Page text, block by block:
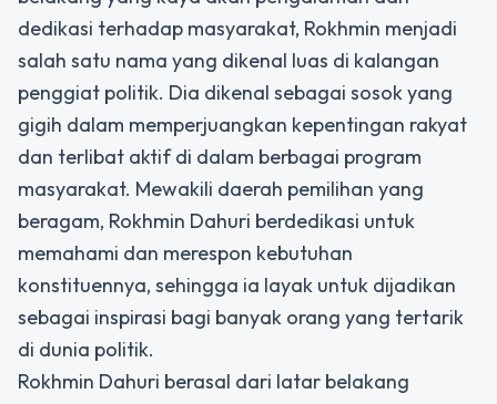
dedikasi terhadap masyarakat, Rokhmin menjadi
salah satu nama yang dikenal luas di kalangan
penggiat politik. Dia dikenal sebagai sosok yang
gigih dalam memperjuangkan kepentingan rakyat
dan terlibat aktif di dalam berbagai program
masyarakat. Mewakili daerah pemilihan yang
beragam, Rokhmin Dahuri berdedikasi untuk
memahami dan merespon kebutuhan
konstituennya, sehingga ia layak untuk dijadikan
sebagai inspirasi bagi banyak orang yang tertarik
di dunia politik.
Rokhmin Dahuri berasal dari latar belakang